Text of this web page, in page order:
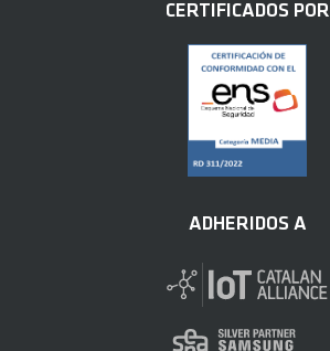
CERTIFICADOS POR
ADHERIDOS A